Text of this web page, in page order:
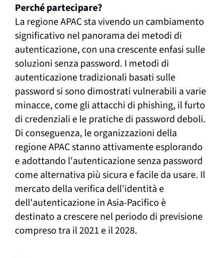
Perché partecipare?
La regione APAC sta vivendo un cambiamento
significativo nel panorama dei metodi di
autenticazione, con una crescente enfasi sulle
soluzioni senza password. I metodi di
autenticazione tradizionali basati sulle
password si sono dimostrati vulnerabili a varie
minacce, come gli attacchi di phishing, il furto
di credenziali e le pratiche di password deboli.
Di conseguenza, le organizzazioni della
regione APAC stanno attivamente esplorando
e adottando l'autenticazione senza password
come alternativa più sicura e facile da usare. Il
mercato della verifica dell'identità e
dell'autenticazione in Asia-Pacifico è
destinato a crescere nel periodo di previsione
compreso tra il 2021 e il 2028.